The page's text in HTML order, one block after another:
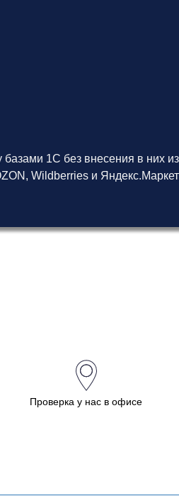
1С без внесения в них
Wildberries и
Проверка у нас в офисе